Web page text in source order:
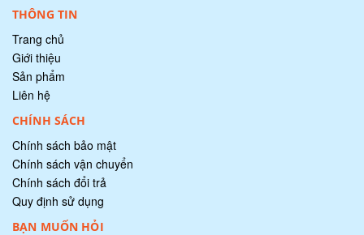
THÔNG TIN
Trang chủ
Giới thiệu
Sản phẩm
Liên hệ
CHÍNH SÁCH
Chính sách bảo mật
Chính sách vận chuyển
Chính sách đổi trả
Quy định sử dụng
BẠN MUỐN HỎI